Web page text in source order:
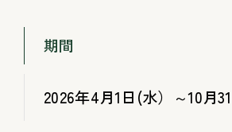
期間
2026年4月1日(水）～10月31